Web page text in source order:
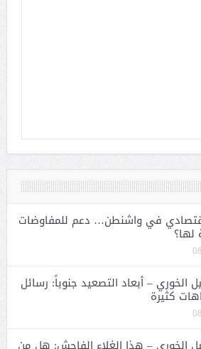
في واشنطن… دعم للمفاوضات
لها؟
الخوري – أبعاد التصعيد جنوباً: رسائل
كثيرة